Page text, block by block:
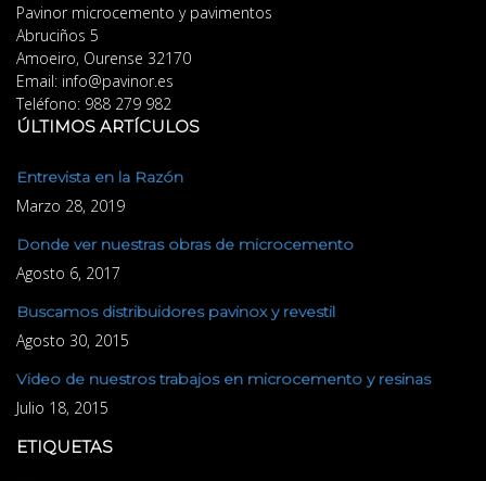
Pavinor microcemento y pavimentos
Abruciños 5
Amoeiro, Ourense 32170
Email: info@pavinor.es
Teléfono: 988 279 982
ÚLTIMOS ARTÍCULOS
Entrevista en la Razón
Marzo 28, 2019
Donde ver nuestras obras de microcemento
Agosto 6, 2017
Buscamos distribuidores pavinox y revestil
Agosto 30, 2015
Video de nuestros trabajos en microcemento y resinas
Julio 18, 2015
ETIQUETAS